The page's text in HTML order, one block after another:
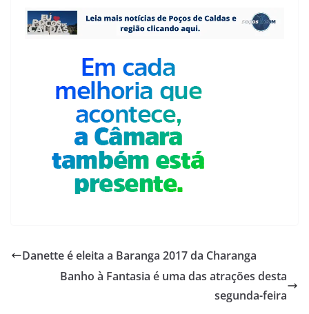
Danette é eleita a Baranga 2017 da Charanga
Banho à Fantasia é uma das atrações desta
segunda-feira